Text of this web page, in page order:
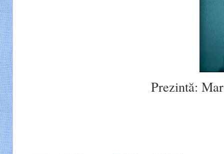
Prezintă: